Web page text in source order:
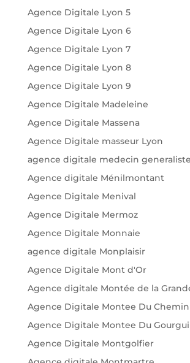
Agence Digitale Lyon 5
Agence Digitale Lyon 6
Agence Digitale Lyon 7
Agence Digitale Lyon 8
Agence Digitale Lyon 9
Agence Digitale Madeleine
Agence Digitale Massena
Agence Digitale masseur Lyon
agence digitale medecin
Agence digitale Ménilmontant
Agence Digitale Menival
Agence Digitale Mermoz
Agence Digitale Monnaie
agence digitale Monplaisir
Agence Digitale Mont d'Or
Agence digitale Montée de la
Agence Digitale Montee Du
Agence Digitale Montee Du
Agence Digitale Montgolfier